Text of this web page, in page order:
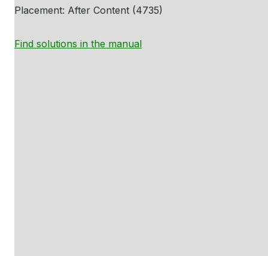
Placement: After Content (4735)
Find solutions in the manual